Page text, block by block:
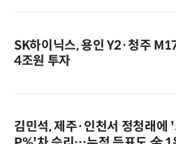
SK하이닉스, 용인 Y2·청주
4조원 투자
김민석, 제주·인천서 정청래에